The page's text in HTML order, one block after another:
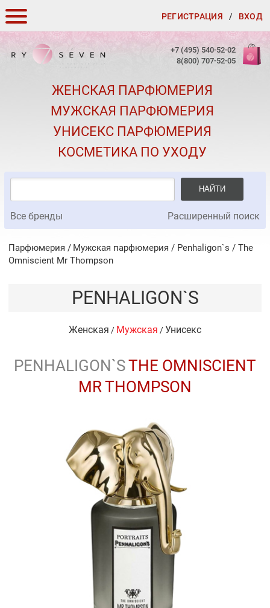
РЕГИСТРАЦИЯ / ВХОД
КАК ЗАКАЗАТЬ
СКИДКИ
КОНТАКТЫ
О КАЧЕСТВЕ
ПОДАРКИ К ЗАКАЗАМ
+7 (495) 540-52-02
8(800) 707-52-05
ЖЕНСКАЯ ПАРФЮМЕРИЯ
МУЖСКАЯ ПАРФЮМЕРИЯ
УНИСЕКС ПАРФЮМЕРИЯ
КОСМЕТИКА ПО УХОДУ
НАЙТИ
Все бренды Расширенный поиск
Парфюмерия Мужская парфюмерия / Penhaligon`s / The
Omniscient Mr Thompson
PENHALIGON`S
Женская / Мужская /Унисекс
PENHALIGON`STHE OMNISCIENT
MR THOMPSON